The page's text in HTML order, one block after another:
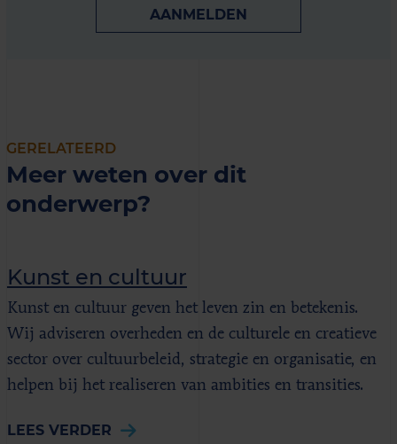
AANMELDEN
GERELATEERD
Meer weten over dit
onderwerp?
Kunst en cultuur
Kunst en cultuur geven het leven zin en betekenis.
Wij adviseren overheden en de culturele en creatieve
sector over cultuurbeleid, strategie en organisatie, en
helpen bij het realiseren van ambities en transities.
LEES VERDER